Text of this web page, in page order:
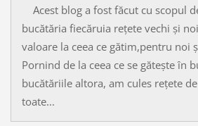
Acest blog a fost făcut cu scopul
bucătăria fiecăruia rețete vechi și
valoare la ceea ce gătim,pentru noi
Pornind de la ceea ce se gătește în
bucătăriile altora, am cules rețete
toate...